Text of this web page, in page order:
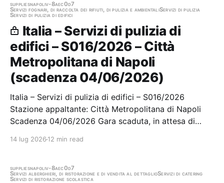
suppliesnapoliv-8aec0d7
Servizi fognari, di raccolta dei rifiuti, di pulizia e ambientaliServizi di pulizia
Servizi di pulizia di edifici
Italia – Servizi di pulizia di
edifici – S016/2026 – Città
Metropolitana di Napoli
(scadenza 04/06/2026)
Italia – Servizi di pulizia di edifici – S016/2026
Stazione appaltante: Città Metropolitana di Napoli
Scadenza 04/06/2026 Gara scaduta, in attesa di
14 lug 2026 12 min read
suppliesnapoliv-8aec0d7
Servizi alberghieri, di ristorazione e di vendita al dettaglioServizi di catering
Servizi di ristorazione scolastica